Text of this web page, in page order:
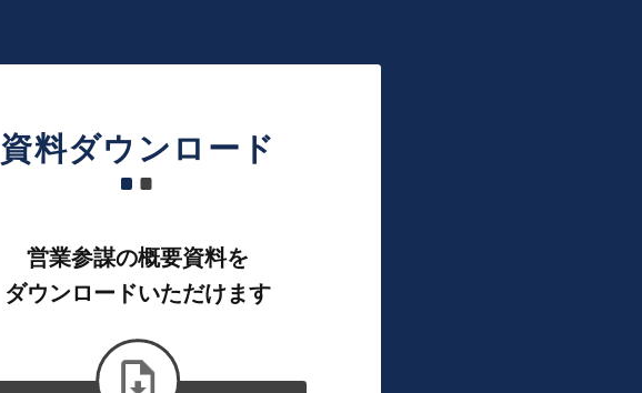
資料ダウンロード
営業参謀の概要資料を
ダウンロードいただけます